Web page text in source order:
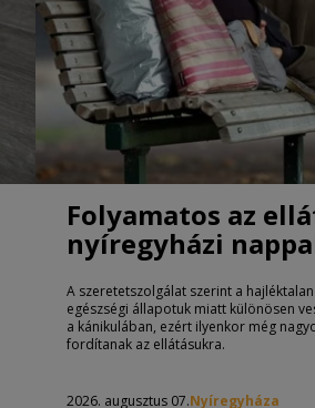
Folyamatos az
nyíregyházi
melegedőben
A szeretetszolgálat szerint a
egészségi állapotuk miatt különösen
a kánikulában, ezért ilyenkor még
fordítanak az ellátásukra.
2026. augusztus 07.Nyíregyháza